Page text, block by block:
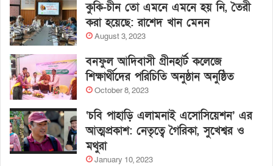
কুকি-চীন তো এমনে এমনে হয় নি, তৈরী
করা হয়েছে: রাশেদ খান মেনন
August 3, 2023
বনফুল আদিবাসী গ্রীনহার্ট কলেজে
শিক্ষার্থীদের পরিচিতি অনুষ্ঠান অনুষ্ঠিত
October 8, 2023
‘চবি পাহাড়ি এলামনাই এসোসিয়েশন’ এর
আত্মপ্রকাশ: নেতৃত্বে গৈরিকা, সুখেশ্বর ও
মথুরা
January 10, 2023